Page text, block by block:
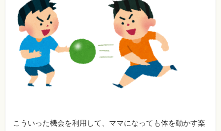
こういった機会を利用して、ママになっても体を動かす楽